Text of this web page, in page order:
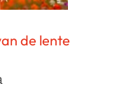
de lente